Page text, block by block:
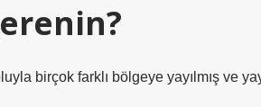
birçok farklı bölgeye yayılmış ve